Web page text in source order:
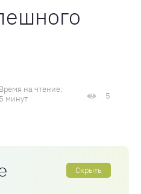
Время на чтение:
5 минут
5
Скрыть